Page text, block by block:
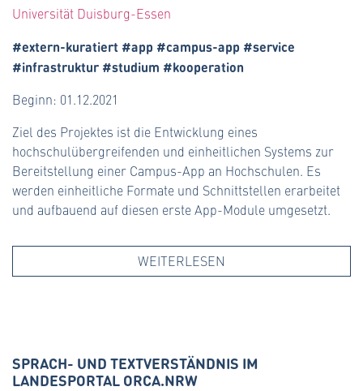
Universität Duisburg-Essen
#extern-kuratiert #app #campus-app #service
#infrastruktur #studium #kooperation
Beginn: 01.12.2021
Ziel des Projektes ist die Entwicklung eines
hochschulübergreifenden und einheitlichen Systems zur
Bereitstellung einer Campus-App an Hochschulen. Es
werden einheitliche Formate und Schnittstellen erarbeitet
und aufbauend auf diesen erste App-Module umgesetzt.
WEITERLESEN
SPRACH- UND TEXTVERSTÄNDNIS IM
LANDESPORTAL ORCA.NRW